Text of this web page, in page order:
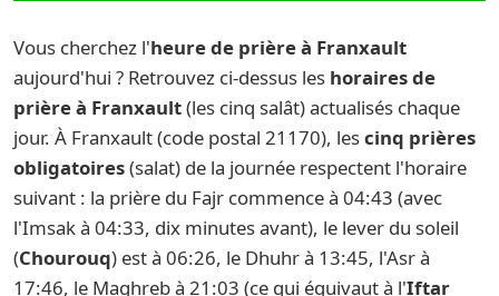
Vous cherchez l'heure de prière à Franxault
aujourd'hui ? Retrouvez ci-dessus les horaires de
prière à Franxault(les cinq salât) actualisés chaque
jour. À Franxault (code postal 21170), lescinq prières
obligatoires(salat) de la journée respectent l'horaire
suivant : la prière du Fajr commence à 04:43 (avec
l'Imsak à 04:33, dix minutes avant), le lever du soleil
(Chourouq) est à 06:26, le Dhuhr à 13:45, l'Asr à
17:46, le Maghreb à 21:03 (ce qui équivaut à l'Iftar